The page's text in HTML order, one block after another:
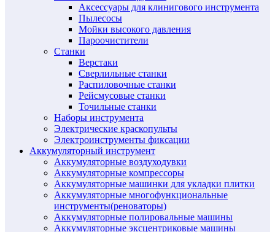
Аксессуары для клинигового инструмента
Пылесосы
Мойки высокого давления
Пароочистители
Станки
Верстаки
Сверлильные станки
Распиловочные станки
Рейсмусовые станки
Точильные станки
Наборы инструмента
Электрические краскопульты
Электроинструменты фиксации
Аккумуляторный инструмент
Аккумуляторные воздуходувки
Аккумуляторные компрессоры
Аккумуляторные машинки для укладки плитки
Аккумуляторные многофункциональные
инструменты(реноваторы)
Аккумуляторные полировальные машины
Аккумуляторные эксцентриковые машины